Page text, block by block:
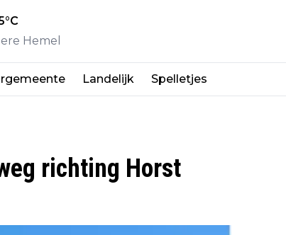
°C
Hemel
Landelijk Spelletjes
richting Horst